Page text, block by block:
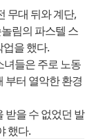
무대 뒤와 계단,
림의 파스텔 스
을 했다.
녀들은 주로 노동
부터 열악한 환경
받을 수 없었던 발
했다.